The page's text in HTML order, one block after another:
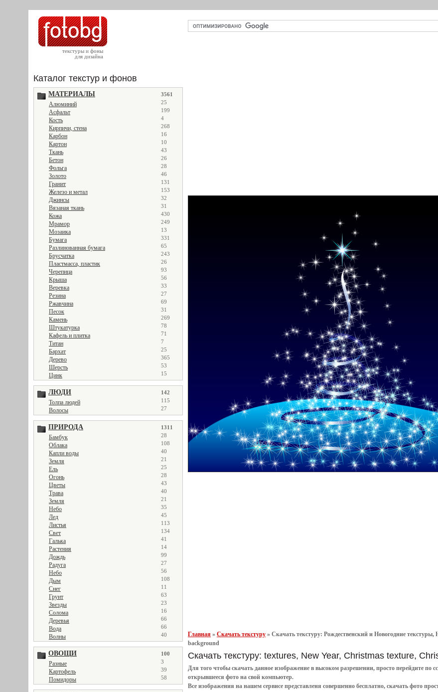
текстуры и фоны
для дизайна
Каталог текстур и фонов
МАТЕРИАЛЫ 3561
Алюминий 25
Асфальт 199
Кость 4
Кирпичи, стена 268
Карбон 16
Картон 10
Ткань 43
Бетон 26
Фольга 28
Золото 46
Гранит 131
Железо и метал 153
Джинсы 32
Вязаная ткань 31
Кожа 430
Мрамор 249
Мозаика 13
Бумага 331
Разлинованная бумага 65
Брусчатка 243
Пластмасса, пластик 26
Черепица 93
Крыша 56
Веревка 33
Резина 27
Ржавчина 69
Песок 31
Камень 269
Штукатурка 78
Кафель и плитка 71
Титан 7
Бархат 25
Дерево 365
Шерсть 53
Цинк 15
ЛЮДИ 142
Толпа людей 115
Волосы 27
ПРИРОДА 1311
Бамбук 28
Облака 108
Капли воды 40
Земля 21
Ель 25
Огонь 28
Цветы 43
Трава 40
Земля 21
Небо 35
Лед 45
Листья 113
Свет 134
Галька 41
Растения 14
Дождь 99
Радуга 27
Небо 56
Дым 108
Снег 11
Грунт 63
Звезды 23
Солома 16
Деревья 66
Вода 66
Волны 40
ОВОЩИ 100
Разные 3
Картофель 39
Помидоры 58
Главная » Скачать текстуру » Скачать текстуру: Рождественский и Новогодние
background
Скачать текстуру: textures, New Year, Christmas texture,
Для того чтобы скачать данное изображение в высоком разрешении, просто перейдите по
открывшееся фото на свой компьютер.
Все изображения на нашем сервисе представленя совершенно бесплатно, скачать фото